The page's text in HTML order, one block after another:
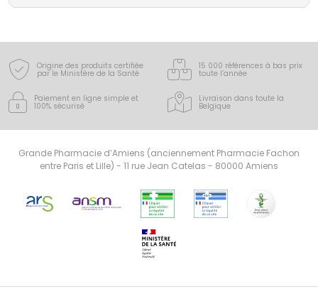
Origine des produits certifiée
par le Ministère de la Santé
15 000 références à bas prix
toute l’année
Paiement en ligne simple et
100% sécurisé
Livraison dans toute la
Belgique
Grande Pharmacie d’Amiens (anciennement Pharmacie Fachon
entre Paris et Lille) - 11 rue Jean Catelas - 80000 Amiens